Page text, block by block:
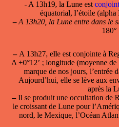
- A 13h19, la Lune est
équatorial, l’étoile (alpha
– A 13h20, la Lune entre dans le
180°
–A 13h27, elle estconjointe à
∆ +0°12’ ; longitude (moyenne
marque de nos jours, l’entrée
Aujourd’hui, elle se lève aux
après la
–Il se produit une occultation de
le croissant de Lune pour
nord, le Mexique, l’Océan